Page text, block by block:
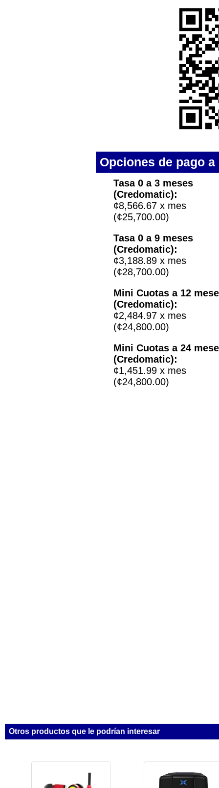
Opciones de pago
Tasa 0 a 3 meses
(Credomatic):
¢8,566.67 x mes
(¢25,700.00)
Tasa 0 a 9 meses
(Credomatic):
¢3,188.89 x mes
(¢28,700.00)
Mini Cuotas a 12
(Credomatic):
¢2,484.97 x mes
(¢24,800.00)
Mini Cuotas a 24
(Credomatic):
¢1,451.99 x mes
(¢24,800.00)
Otros productos que le podrían interesar